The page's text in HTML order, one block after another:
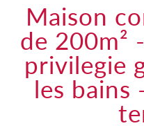
maison contemporaine
de 200m²
privilegie
les bains